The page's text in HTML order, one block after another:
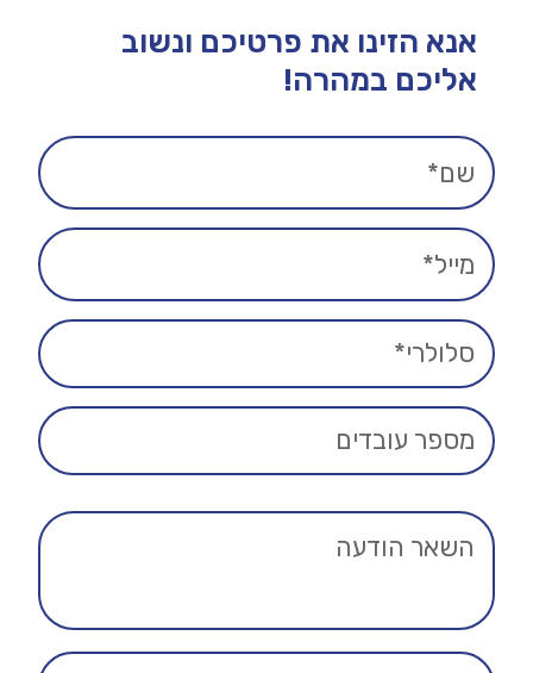
אנא הזינו את פרטיכם ונשוב
אליכם במהרה!​​​​​​​​​​​​​​